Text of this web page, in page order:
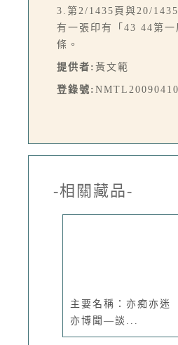
3.第2/1435頁與20/
有一張印有「43 44第一
條。
提供者: 黃文範
登錄號:
-相關藏品-
主要名稱：亦痴亦迷
亦博聞—談...